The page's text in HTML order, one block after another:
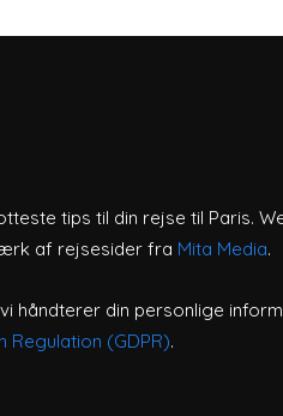
tips til din rejse til Paris.
af rejsesider fra Mita Media.
håndterer din personlige
Regulation (GDPR).